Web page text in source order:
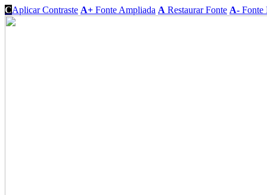
CAplicar Contraste A+ Fonte Ampliada A Restaurar Fonte A- Fonte